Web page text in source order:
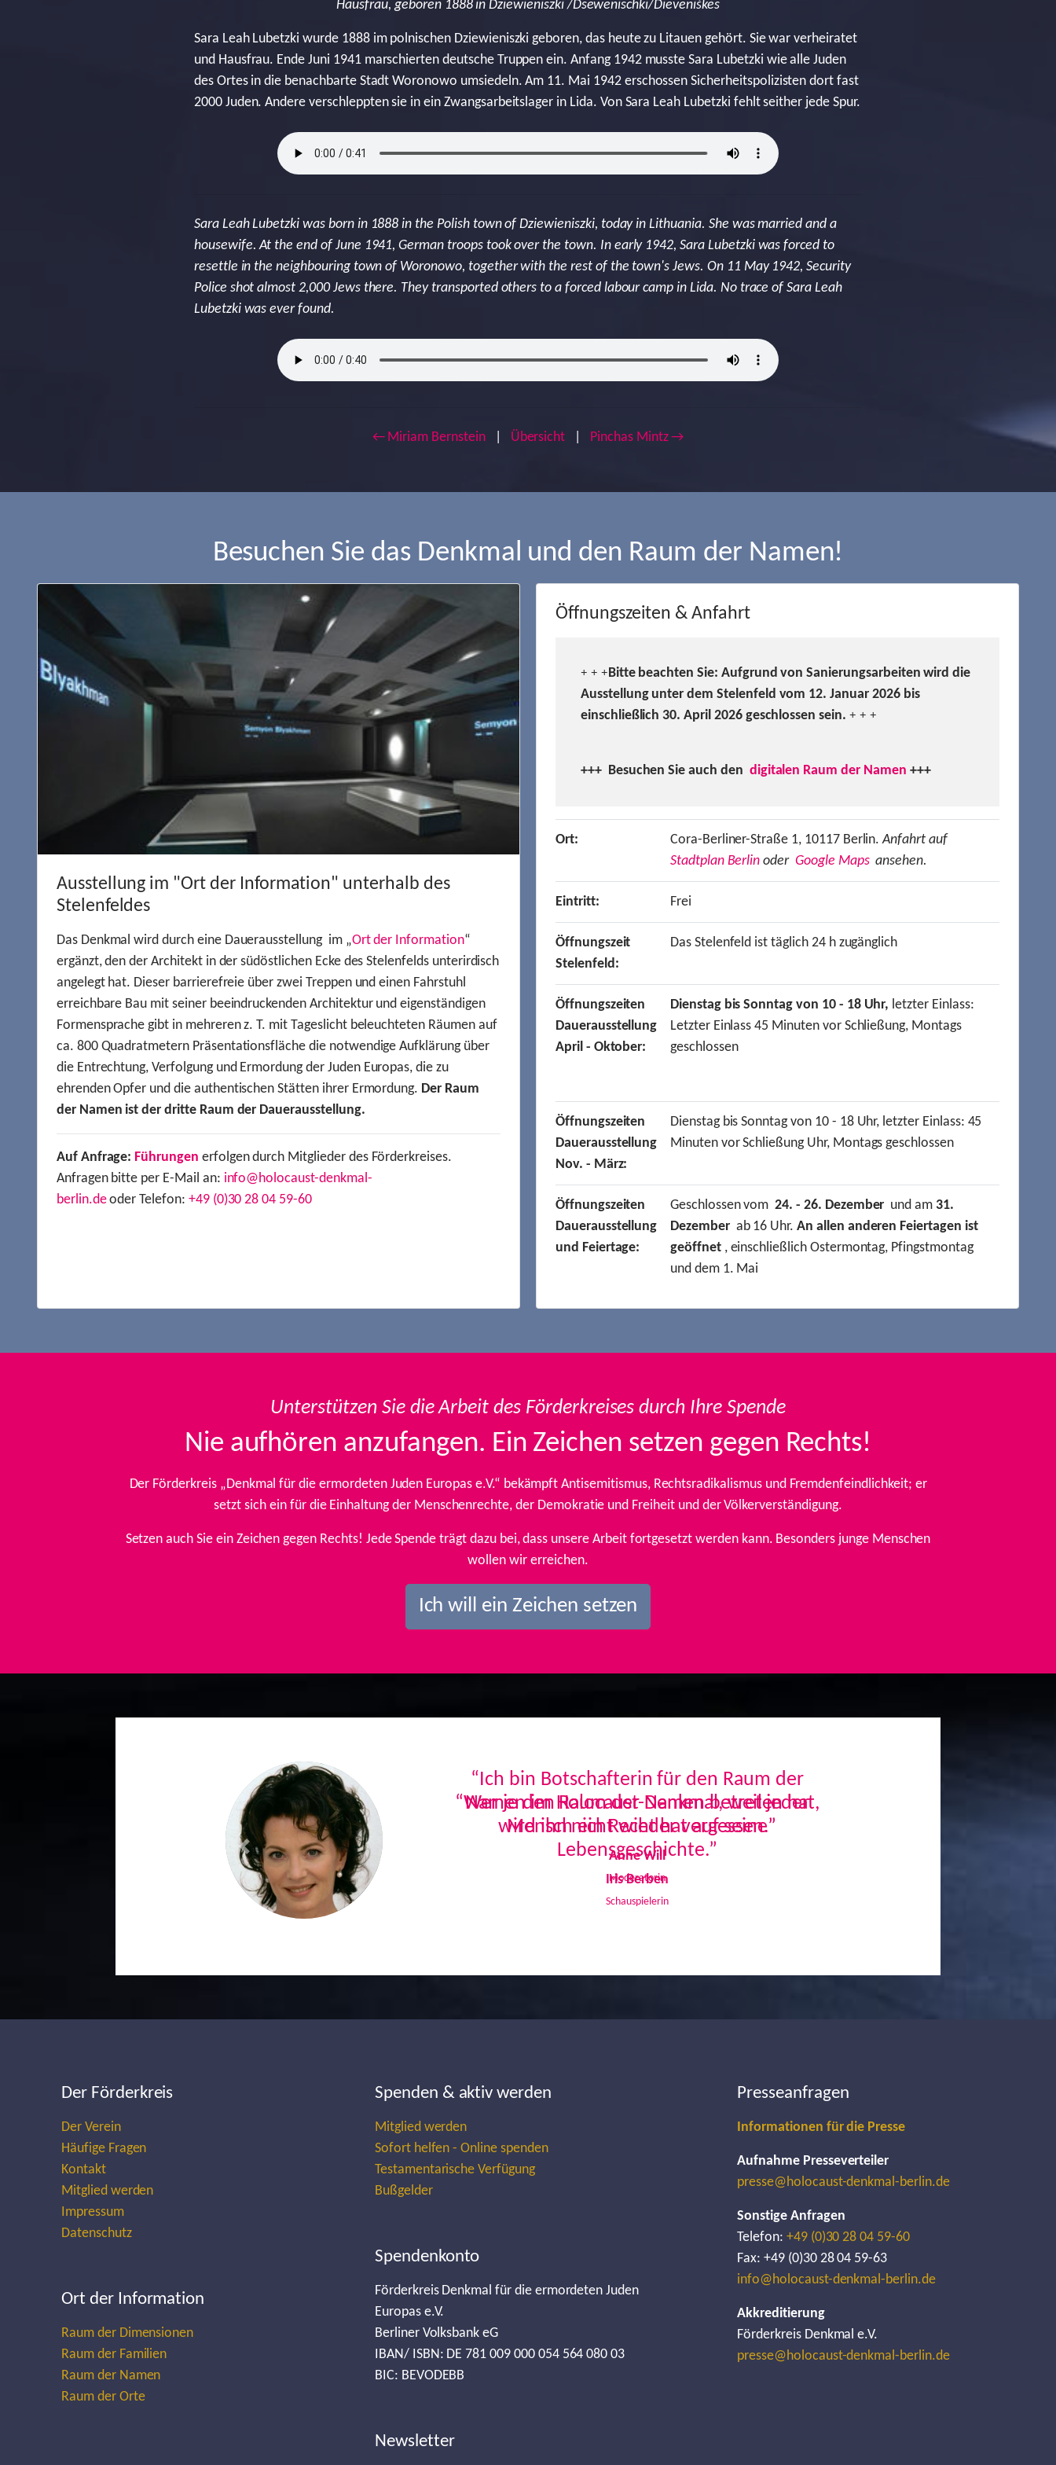
Hausfrau, geboren 1888 in Dziewieniszki /Dsewenischki/Dieveniškės
Sara Leah Lubetzki wurde 1888 im polnischen Dziewieniszki geboren, das heute zu Litauen gehört. Sie war verheiratet
und Hausfrau. Ende Juni 1941 marschierten deutsche Truppen ein. Anfang 1942 musste Sara Lubetzki wie alle Juden
des Ortes in die benachbarte Stadt Woronowo umsiedeln. Am 11. Mai 1942 erschossen Sicherheitspolizisten dort fast
2000 Juden. Andere verschleppten sie in ein Zwangsarbeitslager in Lida. Von Sara Leah Lubetzki fehlt seither jede Spur.
Sara Leah Lubetzki was born in 1888 in the Polish town of Dziewieniszki, today in Lithuania. She was married and a
housewife. At the end of June 1941, German troops took over the town. In early 1942, Sara Lubetzki was forced to
resettle in the neighbouring town of Woronowo, together with the rest of the town's Jews. On 11 May 1942, Security
Police shot almost 2,000 Jews there. They transported others to a forced labour camp in Lida. No trace of Sara Leah
Lubetzki was ever found.
← Miriam Bernstein Übersicht Pinchas Mintz →
Besuchen Sie das Denkmal und den Raum der Namen!
Ausstellung im "Ort der Information" unterhalb des
Stelenfeldes
Das Denkmal wird durch eine Dauerausstellung im „Ort der Information“
ergänzt, den der Architekt in der südöstlichen Ecke des Stelenfelds unterirdisch
angelegt hat. Dieser barrierefreie über zwei Treppen und einen Fahrstuhl
erreichbare Bau mit seiner beeindruckenden Architektur und eigenständigen
Formensprache gibt in mehreren z. T. mit Tageslicht beleuchteten Räumen auf
ca. 800 Quadratmetern Präsentationsfläche die notwendige Aufklärung über
die Entrechtung, Verfolgung und Ermordung der Juden Europas, die zu
ehrenden Opfer und die authentischen Stätten ihrer Ermordung. Der Raum
der Namen ist der dritte Raum der Dauerausstellung.
Auf Anfrage: Führungen erfolgen durch Mitglieder des Förderkreises.
Anfragen bitte per E-Mail an: info@holocaust-denkmal-
berlin.deoder Telefon: +49 (0)30 28 04 59-60
Öffnungszeiten & Anfahrt
+ + +Bitte beachten Sie: Aufgrund von Sanierungsarbeiten wird die
Ausstellung unter dem Stelenfeld vom 12. Januar 2026 bis
einschließlich 30. April 2026 geschlossen sein. + + +
+++ Besuchen Sie auch den digitalen Raum der Namen +++
Ort: Cora-Berliner-Straße 1, 10117 Berlin.Anfahrt auf
Stadtplan Berlin oder Google Mapsansehen.
Eintritt: Frei
Öffnungszeit
Stelenfeld:
Das Stelenfeld ist täglich 24 h zugänglich
Öffnungszeiten
Dauerausstellung
April - Oktober:
Dienstag bis Sonntag von 10 - 18 Uhr, letzter Einlass:
Letzter Einlass 45 Minuten vor Schließung, Montags
geschlossen
Öffnungszeiten
Dauerausstellung
Nov. - März:
Dienstag bis Sonntag von 10 - 18 Uhr, letzter Einlass: 45
Minuten vor Schließung Uhr, Montags geschlossen
Öffnungszeiten
Dauerausstellung
und Feiertage:
Geschlossen vom24. - 26. Dezember und am31.
Dezemberab 16 Uhr.An allen anderen Feiertagen ist
geöffnet, einschließlich Ostermontag, Pfingstmontag
und dem 1. Mai
Unterstützen Sie die Arbeit des Förderkreises durch Ihre Spende
Nie aufhören anzufangen. Ein Zeichen setzen gegen Rechts!
Der Förderkreis „Denkmal für die ermordeten Juden Europas e.V.“ bekämpft Antisemitismus, Rechtsradikalismus und Fremdenfeindlichkeit; er
setzt sich ein für die Einhaltung der Menschenrechte, der Demokratie und Freiheit und der Völkerverständigung.
Setzen auch Sie ein Zeichen gegen Rechts! Jede Spende trägt dazu bei, dass unsere Arbeit fortgesetzt werden kann. Besonders junge Menschen
wollen wir erreichen.
Ich will ein Zeichen setzen
“Ich bin Botschafterin für den Raum der
Namen im Holocaust-Denkmal, weil jeder
Mensch ein Recht hat auf seine
Lebensgeschichte.”
Iris Berben
Schauspielerin
Previous
Der Förderkreis
Der Verein
Häufige Fragen
Kontakt
Mitglied werden
Impressum
Datenschutz
Ort der Information
Raum der Dimensionen
Raum der Familien
Raum der Namen
Raum der Orte
Spenden & aktiv werden
Mitglied werden
Sofort helfen - Online spenden
Testamentarische Verfügung
Bußgelder
Spendenkonto
Förderkreis Denkmal für die ermordeten Juden
Europas e.V.
Berliner Volksbank eG
IBAN/ ISBN: DE 781 009 000 054 564 080 03
BIC: BEVODEBB
Newsletter
Presseanfragen
Informationen für die Presse
Aufnahme Presseverteiler
presse@holocaust-denkmal-berlin.de
Sonstige Anfragen
Telefon: +49 (0)30 28 04 59-60
Fax: +49 (0)30 28 04 59-63
info@holocaust-denkmal-berlin.de
Akkreditierung
Förderkreis Denkmal e.V.
presse@holocaust-denkmal-berlin.de